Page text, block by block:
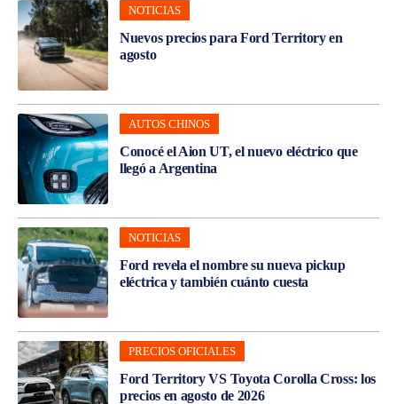
NOTICIAS
Nuevos precios para Ford Territory en
agosto
AUTOS CHINOS
Conocé el Aion UT, el nuevo eléctrico que
llegó a Argentina
NOTICIAS
Ford revela el nombre su nueva pickup
eléctrica y también cuánto cuesta
PRECIOS OFICIALES
Ford Territory VS Toyota Corolla Cross: los
precios en agosto de 2026